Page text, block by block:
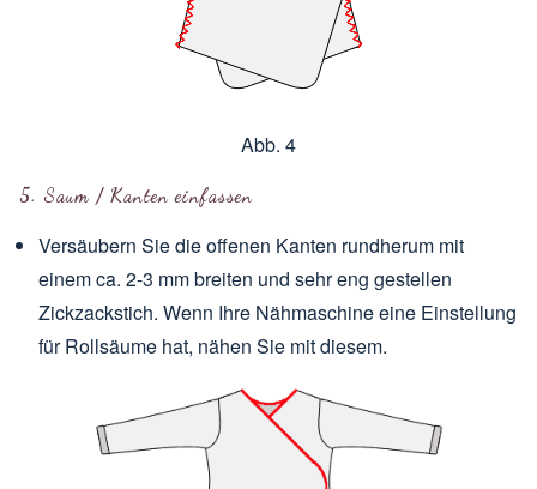
Abb. 4
5. Saum / Kanten einfassen
Versäubern Sie die offenen Kanten rundherum mit
einem ca. 2-3 mm breiten und sehr eng gestellen
Zickzackstich. Wenn Ihre Nähmaschine eine Einstellung
für Rollsäume hat, nähen Sie mit diesem.